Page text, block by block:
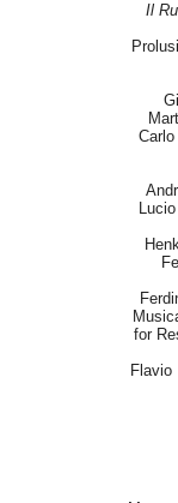
Il
for
Flavio